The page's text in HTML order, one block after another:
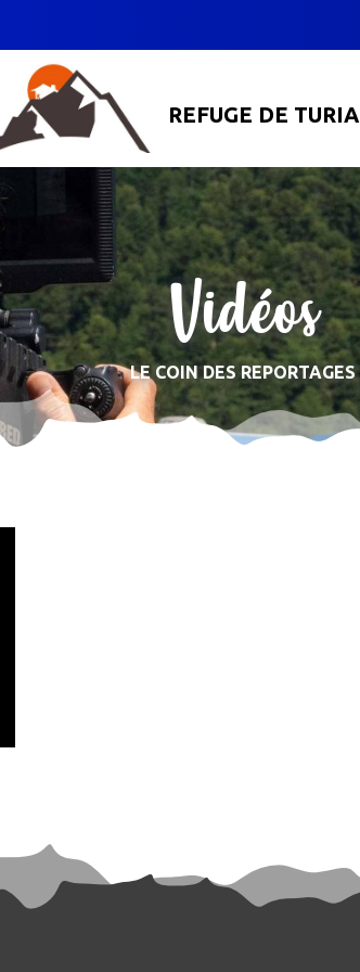
REFUGE DE TURIA
Vidéos
LE COIN DES REPORTAGES